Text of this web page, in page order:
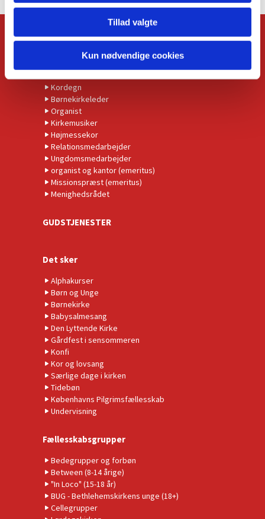
Tillad valgte
Kun nødvendige cookies
KONTAKT
Kordegn
Børnekirkeleder
Organist
Kirkemusiker
Højmessekor
Relationsmedarbejder
Ungdomsmedarbejder
organist og kantor (emeritus)
Missionspræst (emeritus)
Menighedsrådet
GUDSTJENESTER
Det sker
Alphakurser
Børn og Unge
Børnekirke
Babysalmesang
Den Lyttende Kirke
Gårdfest i sensommeren
Konfi
Kor og lovsang
Særlige dage i kirken
Tidebøn
Københavns Pilgrimsfællesskab
Undervisning
Fællesskabsgrupper
Bedegrupper og forbøn
Between (8-14 årige)
"In Loco" (15-18 år)
BUG - Bethlehemskirkens unge (18+)
Cellegrupper